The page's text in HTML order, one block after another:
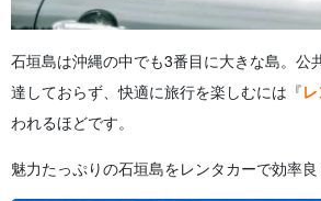
石垣島は沖縄の中でも3番目に大きな島。公
達しておらず、快適に旅行を楽しむには『
われるほどです。
魅力たっぷりの石垣島をレンタカーで効率